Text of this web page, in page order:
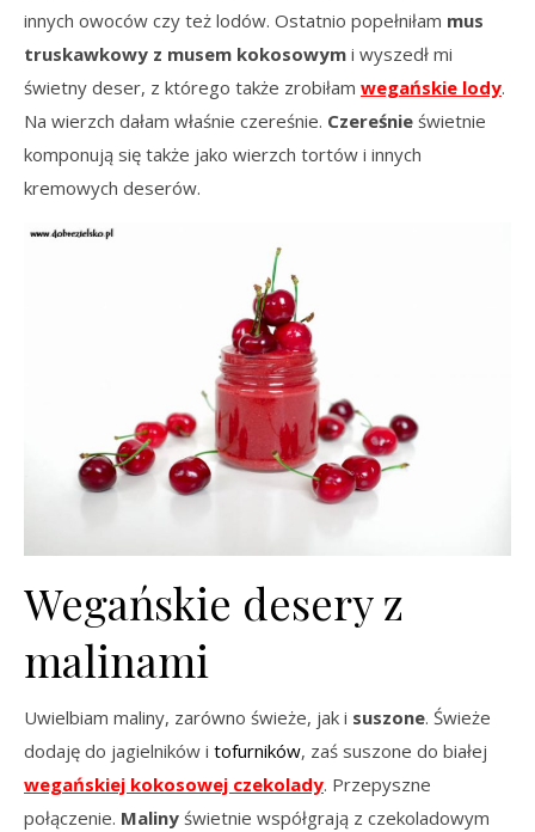
innych owoców czy też lodów. Ostatnio popełniłam mus
truskawkowy z musem kokosowym i wyszedł mi
świetny deser, z którego także zrobiłam wegańskie lody.
Na wierzch dałam właśnie czereśnie. Czereśnie świetnie
komponują się także jako wierzch tortów i innych
kremowych deserów.
Wegańskie desery z
malinami
Uwielbiam maliny, zarówno świeże, jak i suszone. Świeże
dodaję do jagielników i tofurników, zaś suszone do białej
wegańskiej kokosowej czekolady. Przepyszne
połączenie. Maliny świetnie współgrają z czekoladowym